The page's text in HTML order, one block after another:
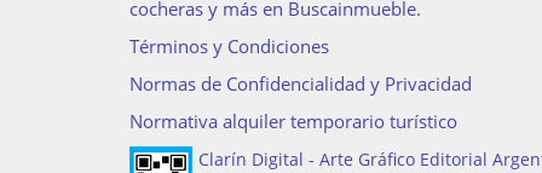
cocheras y más en Buscainmueble.
Términos y Condiciones
Normas de Confidencialidad y Privacidad
Normativa alquiler temporario turístico
Clarín Digital - Arte Gráfico Editorial